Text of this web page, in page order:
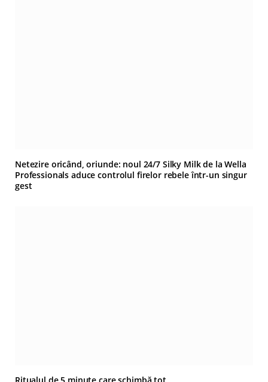
Netezire oricând, oriunde: noul 24/7 Silky Milk de la Wella
Professionals aduce controlul firelor rebele într-un singur
gest
Ritualul de 5 minute care schimbă tot